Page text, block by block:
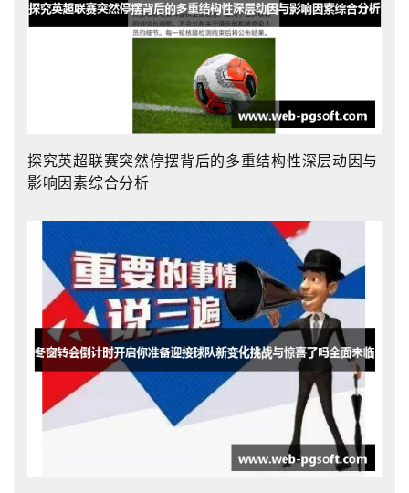
探究英超联赛突然停摆背后的多重结构性深层动因与
影响因素综合分析